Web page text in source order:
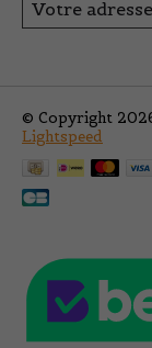
© Copyright
Lightspeed